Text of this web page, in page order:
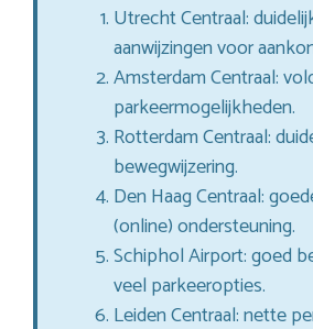
Utrecht Centraal:
aanwijzingen voor
Amsterdam Centraal:
parkeermogelijkheden.
Rotterdam Centraal:
bewegwijzering.
Den Haag Centraal:
(online) ondersteuning.
Schiphol Airport: goed
veel parkeeropties.
Leiden Centraal: nette